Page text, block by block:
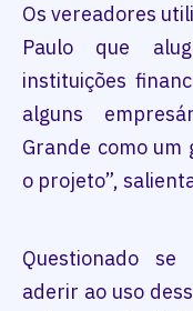
Os vereadores
Paulo que
instituições
alguns
Grande como
o projeto”,
Questionado se
aderir ao uso